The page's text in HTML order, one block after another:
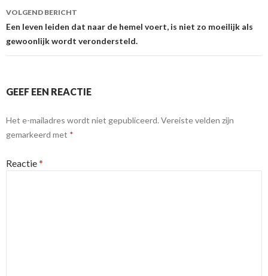
VOLGEND BERICHT
Een leven leiden dat naar de hemel voert, is niet zo moeilijk als
gewoonlijk wordt verondersteld.
GEEF EEN REACTIE
Het e-mailadres wordt niet gepubliceerd. Vereiste velden zijn
gemarkeerd met *
Reactie*